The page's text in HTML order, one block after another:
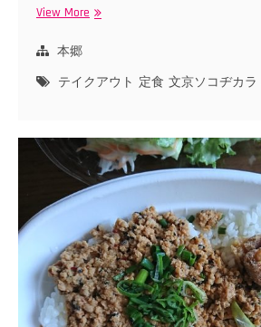
View More 菊
さ
ご
は
ん
イ
ク
ア
ウ
ト
弁
本郷
テイクアウト 定食 文京ソコヂカラ